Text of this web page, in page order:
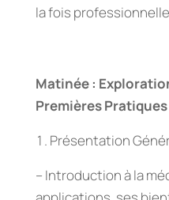
la fois
Matinée :
Premières Pratiques
Présentation
– Introduction à la